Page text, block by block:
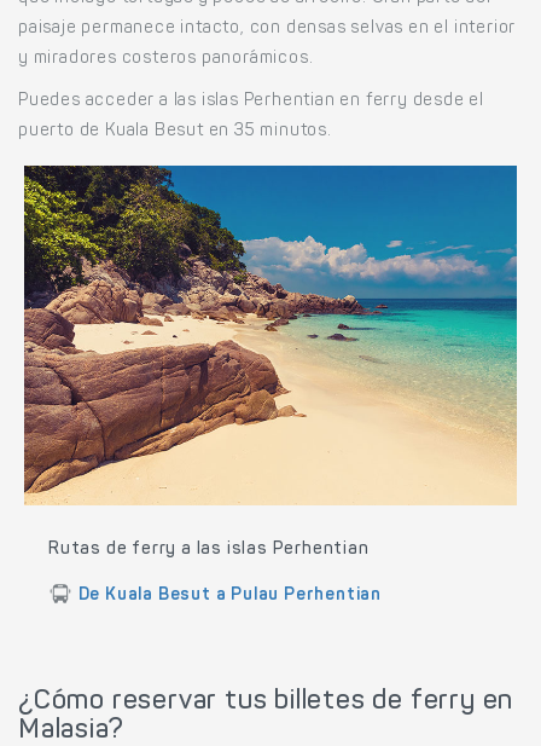
paisaje permanece intacto, con densas selvas en el interior
y miradores costeros panorámicos.
Puedes acceder a las islas Perhentian en ferry desde el
puerto de Kuala Besut en 35 minutos.
Rutas de ferry a las islas Perhentian
De Kuala Besut a Pulau Perhentian
¿Cómo reservar tus billetes de ferry en
Malasia?